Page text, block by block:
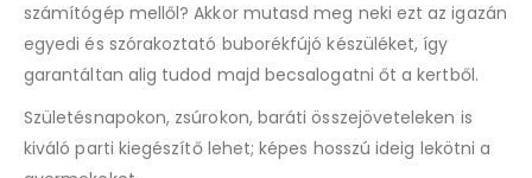
számítógép mellől? Akkor mutasd meg neki ezt az igazán
egyedi és szórakoztató buborékfújó készüléket, így
garantáltan alig tudod majd becsalogatni őt a kertből.
Születésnapokon, zsúrokon, baráti összejöveteleken is
kiváló parti kiegészítő lehet; képes hosszú ideig lekötni a